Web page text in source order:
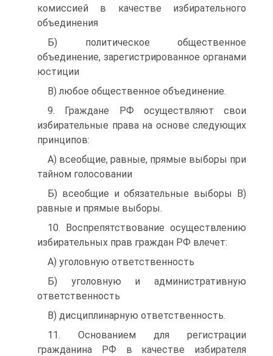
комиссией в качестве избирательного
объединения
Б) политическое общественное
объединение, зарегистрированное органами
юстиции
B) любое общественное объединение.
9. Граждане РФ осуществляют свои
избирательные права на основе следующих
принципов:
А) всеобщие, равные, прямые выборы при
тайном голосовании
Б) всеобщие и обязательные выборы В)
равные и прямые выборы.
10. Воспрепятствование осуществлению
избирательных прав граждан РФ влечет:
A) уголовную ответственность
Б) уголовную и административную
ответственность
B) дисциплинарную ответственность.
11. Основанием для регистрации
гражданина РФ в качестве избирателя